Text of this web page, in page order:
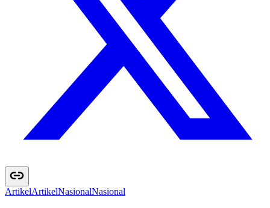
ArtikelArtikelNasionalNasional